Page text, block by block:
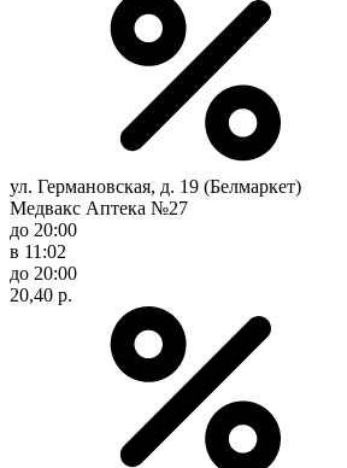
ул. Германовская, д. 19 (Белмаркет)
Медвакс Аптека №27
до 20:00
в 11:02
до 20:00
20,40 р.